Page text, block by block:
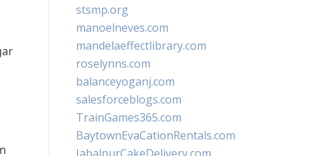
stsmp.org
manoelneves.com
mandelaeffectlibrary.com
roselynns.com
balanceyoganj.com
salesforceblogs.com
TrainGames365.com
BaytownEvaCationRentals.com